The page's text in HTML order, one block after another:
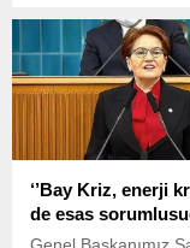
verdi Kocaeli’de
vatandaşların yaşam
kalitesini arttıran
projeyi hayata
Kocaeli Büyükşehir
Belediyesi, ülkenin
kalkınma hamlesine
de Tıbbi ve Aromatik
‘’Bay Kriz, enerji
de esas